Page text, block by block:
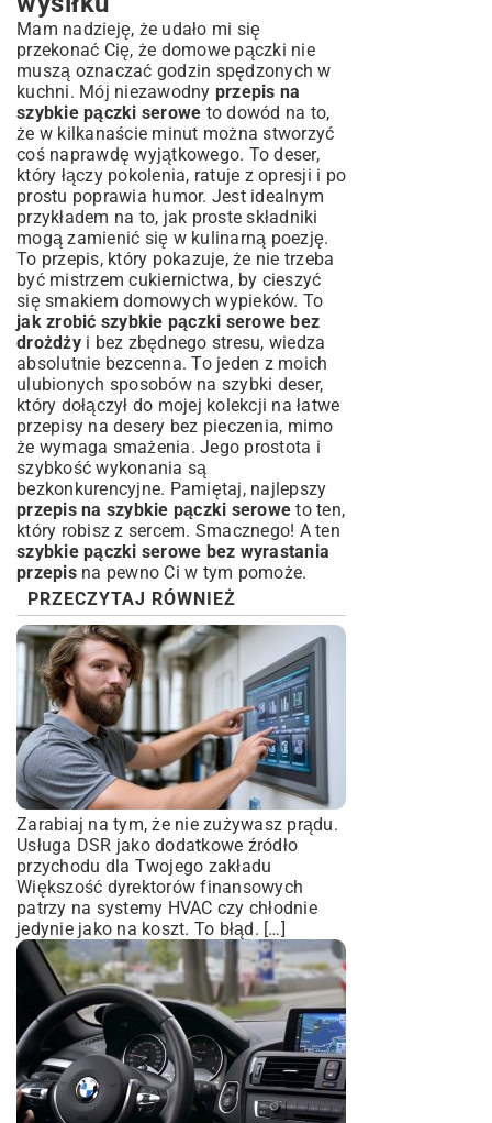
Mam nadzieję, że udało mi się
przekonać Cię, że domowe pączki nie
muszą oznaczać godzin spędzonych w
kuchni. Mój niezawodny przepis na
szybkie pączki serowe to dowód na to,
że w kilkanaście minut można stworzyć
coś naprawdę wyjątkowego. To deser,
który łączy pokolenia, ratuje z opresji i po
prostu poprawia humor. Jest idealnym
przykładem na to, jak proste składniki
mogą zamienić się w kulinarną poezję.
To przepis, który pokazuje, że nie trzeba
być mistrzem cukiernictwa, by cieszyć
się smakiem domowych wypieków. To
jak zrobić szybkie pączki serowe bez
drożdżyi bez zbędnego stresu, wiedza
absolutnie bezcenna. To jeden z moich
ulubionych sposobów na szybki deser,
który dołączył do mojej kolekcji na łatwe
przepisy na desery bez pieczenia, mimo
że wymaga smażenia. Jego prostota i
szybkość wykonania są
bezkonkurencyjne. Pamiętaj, najlepszy
przepis na szybkie pączki serowe to ten,
który robisz z sercem. Smacznego! A ten
szybkie pączki serowe bez wyrastania
przepisna pewno Ci w tym pomoże.
PRZECZYTAJ RÓWNIEŻ
Zarabiaj na tym, że nie zużywasz prądu.
Usługa DSR jako dodatkowe źródło
przychodu dla Twojego zakładu
Większość dyrektorów finansowych
patrzy na systemy HVAC czy chłodnie
jedynie jako na koszt. To błąd. […]